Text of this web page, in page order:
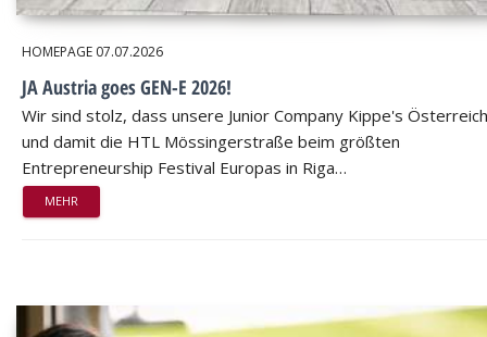
HOMEPAGE 07.07.2026
JA Austria goes GEN-E 2026!
Wir sind stolz, dass unsere Junior Company Kippe's Österreich
und damit die HTL Mössingerstraße beim größten
Entrepreneurship Festival Europas in Riga…
MEHR